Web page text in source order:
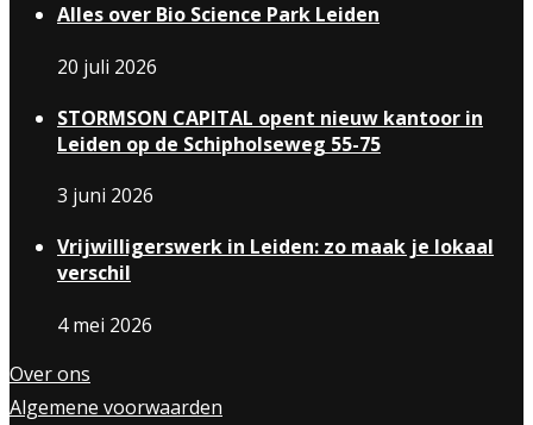
Alles over Bio Science Park Leiden
20 juli 2026
STORMSON CAPITAL opent nieuw kantoor in
Leiden op de Schipholseweg 55-75
3 juni 2026
Vrijwilligerswerk in Leiden: zo maak je lokaal
verschil
4 mei 2026
Over ons
Algemene voorwaarden